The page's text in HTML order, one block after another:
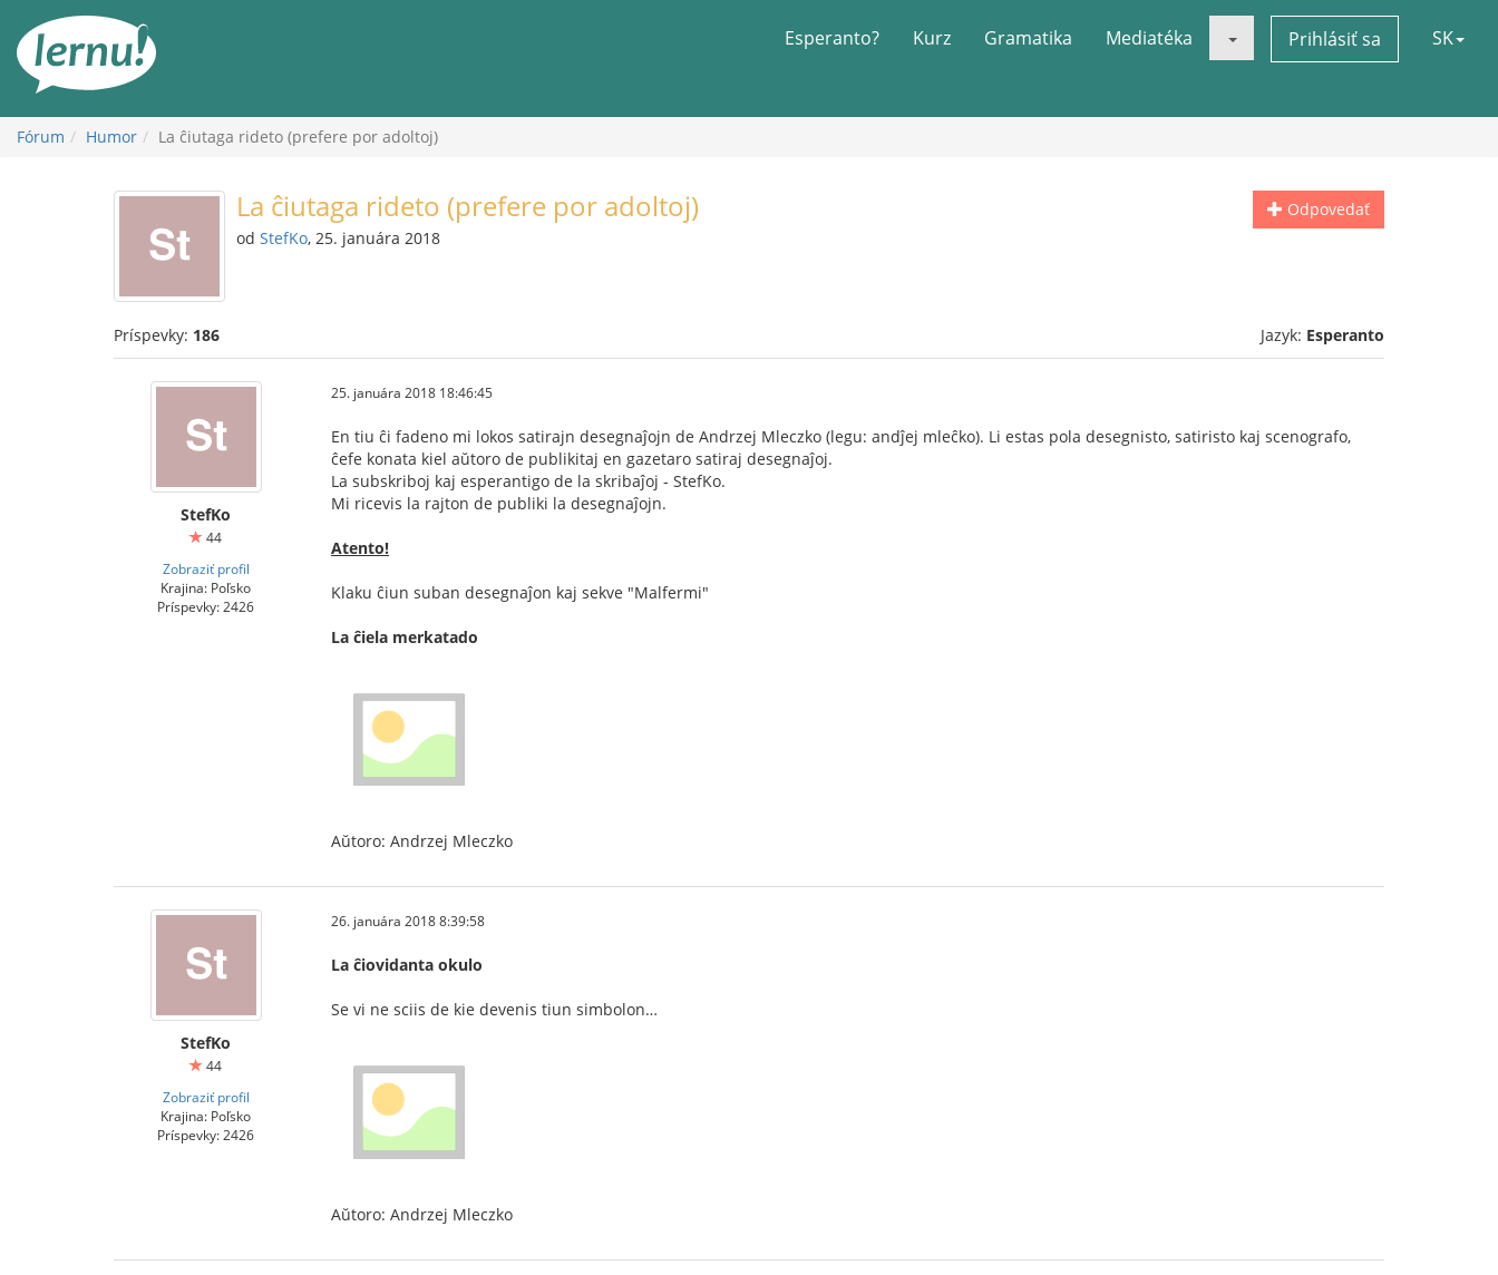
obsah
Esperanto? Kurz Gramatika Mediatéka Prihlásiť sa SK
Fórum Humor La ĉiutaga rideto (prefere por adoltoj)
Odpovedať
La ĉiutaga rideto (prefere por adoltoj)
od StefKo, 25. januára 2018
Príspevky: 186 Jazyk: Esperanto
StefKo
44
Zobraziť profil
Krajina: Poľsko
Príspevky: 2426
25. januára 2018 18:46:45
En tiu ĉi fadeno mi lokos satirajn desegnaĵojn de Andrzej Mleczko (legu: andĵej mleĉko). Li estas pola desegnisto, satiristo kaj scenografo,
ĉefe konata kiel aŭtoro de publikitaj en gazetaro satiraj desegnaĵoj.
La subskriboj kaj esperantigo de la skribaĵoj - StefKo.
Mi ricevis la rajton de publiki la desegnaĵojn.
Atento!
Klaku ĉiun suban desegnaĵon kaj sekve "Malfermi"
La ĉiela merkatado
Aŭtoro: Andrzej Mleczko
StefKo
44
Zobraziť profil
Krajina: Poľsko
Príspevky: 2426
26. januára 2018 8:39:58
La ĉiovidanta okulo
Se vi ne sciis de kie devenis tiun simbolon…
Aŭtoro: Andrzej Mleczko